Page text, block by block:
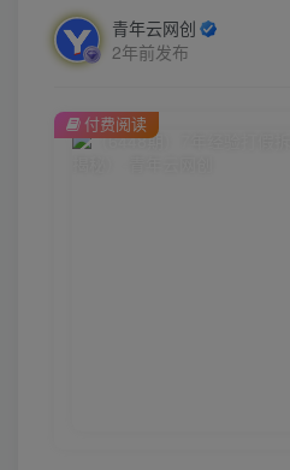
青年云网创
2年前发布
付费阅读